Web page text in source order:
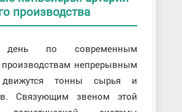
производства
по современным
непрерывным
движутся тонны сырья и
Связующим звеном этой